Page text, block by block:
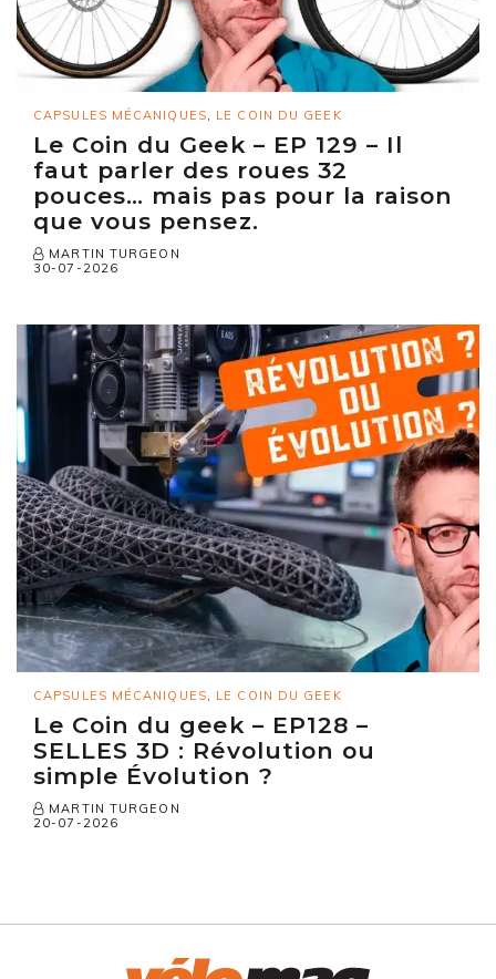
CAPSULES MÉCANIQUES, LE COIN DU GEEK
Le Coin du Geek – EP 129 – Il
faut parler des roues 32
pouces… mais pas pour la raison
que vous pensez.
MARTIN TURGEON
30-07-2026
CAPSULES MÉCANIQUES LE COIN DU GEEK
Le Coin du geek – EP128 –
SELLES 3D : Révolution ou
simple Évolution ?
MARTIN TURGEON
20-07-2026